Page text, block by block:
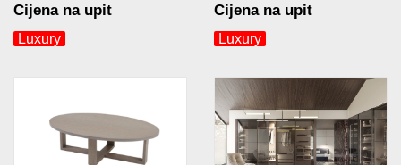
Cijena na upit
Luxury
Cijena na upit
Luxury